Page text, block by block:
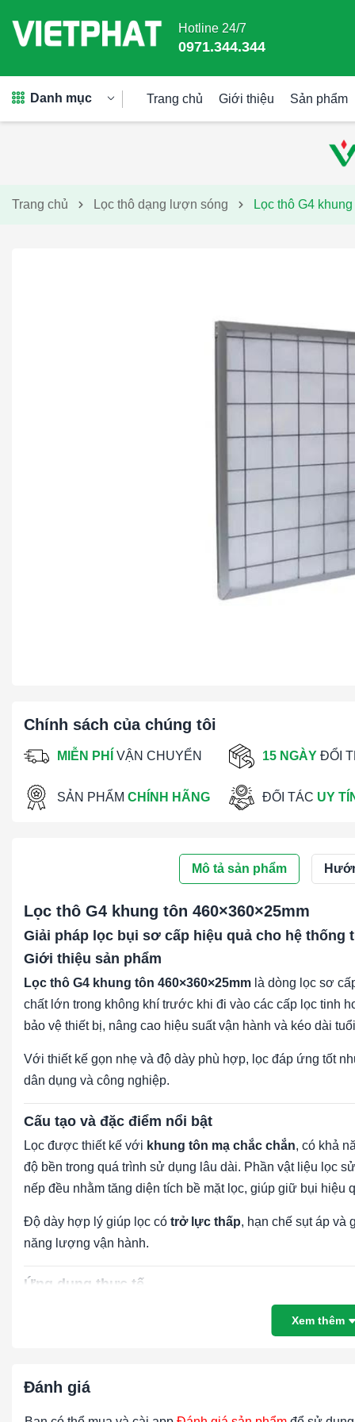
Hotline 24/7
0971.344.344
Danh mục Trang chủ Giới thiệu Sản phẩm
Trang chủ Lọc thô dạng lượn sóng Lọc thô G4
Chính sách của chúng tôi
MIỄN PHÍ VẬN CHUYỂN 15 NGÀY ĐỔI
SẢN PHẨM CHÍNH HÃNG ĐỐI TÁC UY
Mô tả sản phẩm
Lọc thô G4 khung tôn 460×360×25mm
Giải pháp lọc bụi sơ cấp hiệu quả cho hệ thống
Giới thiệu sản phẩm
Lọc thô G4 khung tôn 460×360×25mm là dòng lọc sơ
chất lớn trong không khí trước khi đi vào các cấp lọc tinh
bảo vệ thiết bị, nâng cao hiệu suất vận hành và kéo dài
Với thiết kế gọn nhẹ và độ dày phù hợp, lọc đáp ứng tốt
dân dụng và công nghiệp.
Cấu tạo và đặc điểm nổi bật
Lọc được thiết kế với khung tôn mạ chắc chắn, có khả
độ bền trong quá trình sử dụng lâu dài. Phần vật liệu lọc
nếp đều nhằm tăng diện tích bề mặt lọc, giúp giữ bụi
Độ dày hợp lý giúp lọc có trở lực thấp, hạn chế sụt áp và
năng lượng vận hành.
Ứng dụng thực tế
Lọc thô G4 khung tôn 460×360×25mm được sử dụng phổ
Xem thêm
Đánh giá